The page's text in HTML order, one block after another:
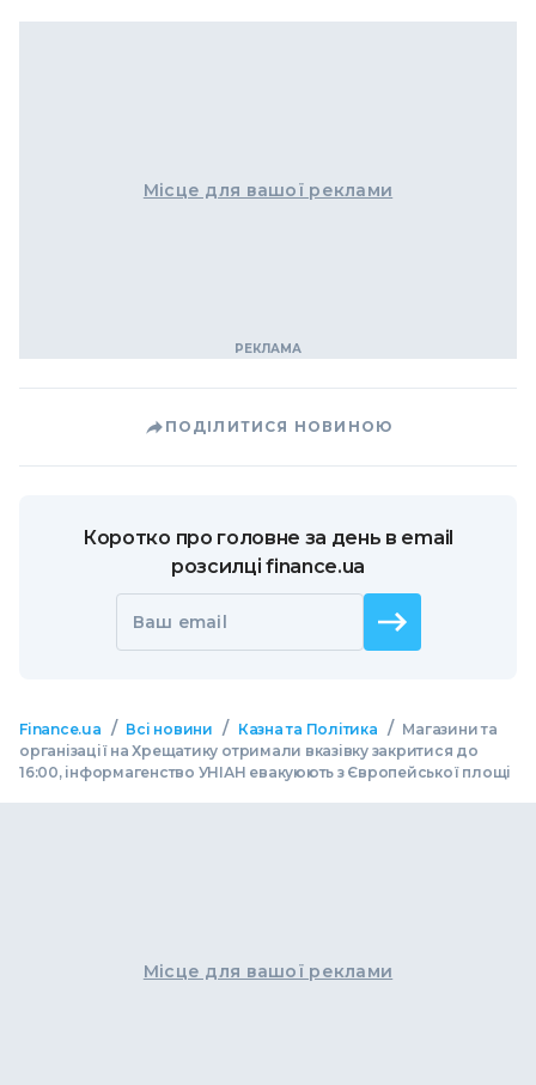
Місце для вашої реклами
ПОДІЛИТИСЯ НОВИНОЮ
Коротко про головне за день в email
розсилці finance.ua
Ваш email
Finance.ua / Всі новини / Казна та Політика / Магазини та
організації на Хрещатику отримали вказівку закритися до
16:00, інформагенство УНІАН евакуюють з Європейської площі
Місце для вашої реклами